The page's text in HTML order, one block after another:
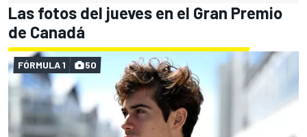
Las fotos del jueves en el Gran Premio
de Canadá
FÓRMULA 1 50